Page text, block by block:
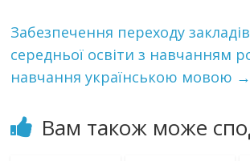
Забезпечення переходу
середньої освіти з навчанням
навчання українською мовою →
Вам також може